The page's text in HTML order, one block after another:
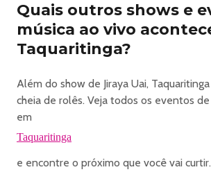
Quais outros shows e
música ao vivo
Taquaritinga?
Além do show de Jiraya Uai,
cheia de rolês. Veja todos os eventos
em
Taquaritinga
e encontre o próximo que você vai curtir.